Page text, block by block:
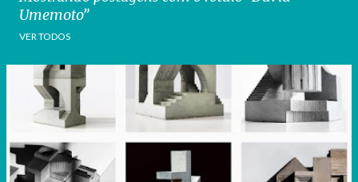
Umemoto
VER TODOS